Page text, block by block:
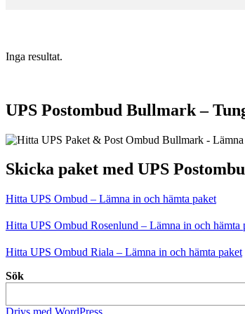
Inga resultat.
UPS Postombud Bullmark –
Skicka paket med UPS
Hitta UPS Ombud – Lämna in och hämta paket
Hitta UPS Ombud Rosenlund – Lämna in och hämta
Hitta UPS Ombud Riala – Lämna in och hämta paket
Sök